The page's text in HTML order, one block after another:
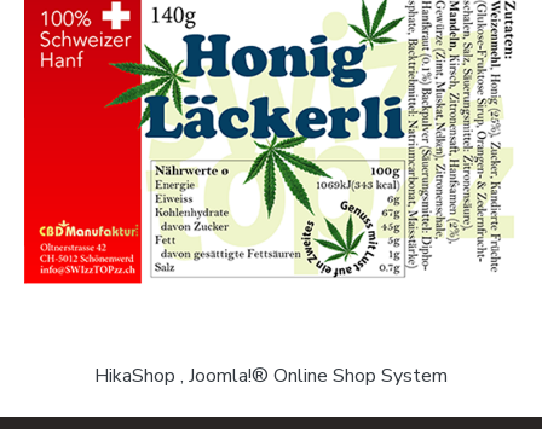
HikaShop , Joomla!® Online Shop System